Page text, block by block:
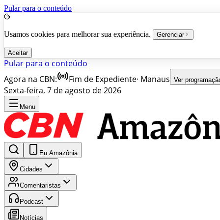
Pular para o conteúdo
Usamos cookies para melhorar sua experiência. Gerenciar
Aceitar
Pular para o conteúdo
Agora na CBN:
Fim de Expediente· Manaus Ver
Sexta-feira, 7 de agosto de 2026
Menu
Eu Amazônia
Cidades
Comentaristas
Podcast
Notícias